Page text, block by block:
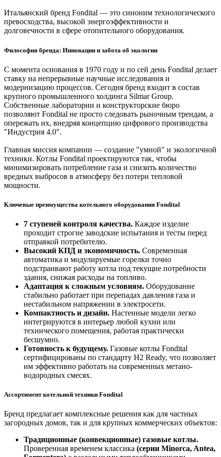
Итальянский бренд Fondital — это синоним технологического
превосходства, высокой энергоэффективности и
долговечности в сфере отопительного оборудования.
Философия бренда: Инновации и забота об экологии
С момента основания в 1970 году и по сей день Fondital делает
ставку на непрерывные научные исследования и
модернизацию процессов. Сегодня бренд входит в состав
крупного промышленного холдинга Silmar Group.
Собственные лаборатории и конструкторские бюро
позволяют Fondital не просто следовать рыночным трендам, а
опережать их, внедряя концепцию цифрового производства
"Индустрия 4.0".
Главная миссия компании — создание "умной" и экологичной
техники. Котлы Fondital проектируются так, чтобы
минимизировать потребление газа и снизить количество
вредных выбросов в атмосферу без потери тепловой
мощности.
Ключевые преимущества котельного оборудования Fondital
7 ступеней контроля качества. Каждое изделие
проходит строгие заводские испытания и тесты перед
отправкой потребителю.
Высокий КПД и экономичность. Современная
автоматика и модулируемые горелки точно
подстраивают работу котла под текущие потребности
здания, снижая расходы на топливо.
Адаптация к сложным условиям. Оборудование
стабильно работает при перепадах давления газа и
нестабильном напряжении в электросети.
Компактность и дизайн. Настенные модели легко
интегрируются в интерьер любой кухни или
технического помещения, работая практически
бесшумно.
Готовность к будущему. Газовые котлы Fondital
сертифицированы по стандарту H2 Ready, что позволяет
им эффективно работать на современных метано-
водородных смесях.
Ассортимент котельной техники Fondital
Бренд предлагает комплексные решения как для частных
загородных домов, так и для крупных коммерческих объектов:
Традиционные (конвекционные) газовые котлы.
Проверенная временем классика (серии Minorca, Antea,